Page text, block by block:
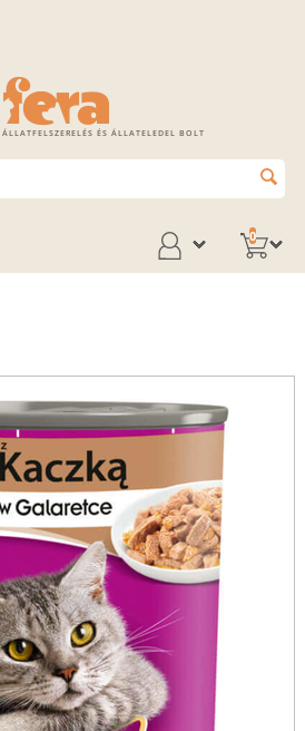
ÁLLATFELSZERELÉS ÉS ÁLLATELEDEL BOLT
0